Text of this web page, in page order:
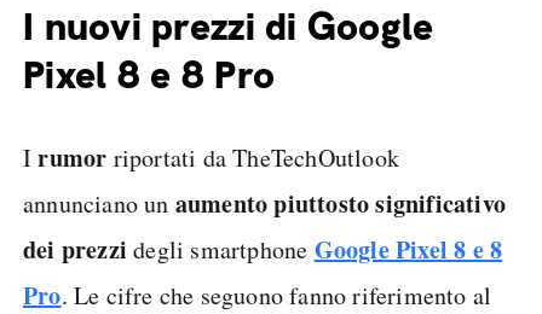
I nuovi prezzi di Google
Pixel 8 e 8 Pro
Irumor riportati da TheTechOutlook
annunciano un aumento piuttosto significativo
dei prezzi degli smartphone Google Pixel 8 e 8
Pro. Le cifre che seguono fanno riferimento al